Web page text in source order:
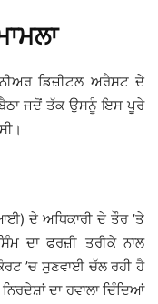
ਡਿਜ਼ੀਟਲ ਅਰੈਸਟ ਦੇ
ਜਦੋਂ ਤੱਕ ਉਸਨੂੰ ਇਸ ਪੂਰੇ
ਦੇ ਅਧਿਕਾਰੀ ਦੇ ਤੌਰ ’ਤੇ
ਦਾ ਫਰਜ਼ੀ ਤਰੀਕੇ ਨਾਲ
’ਚ ਸੁਣਵਾਈ ਚੱਲ ਰਹੀ ਹੈ
ਦਾ ਹਵਾਲਾ ਦਿੰਦਿਆਂ